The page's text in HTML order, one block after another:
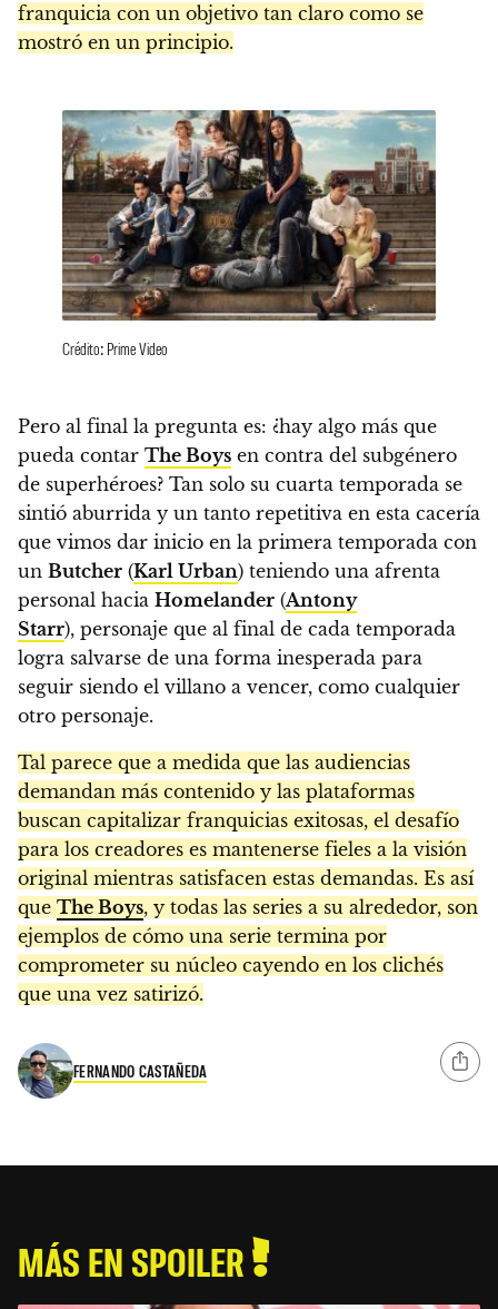
franquicia con un objetivo tan claro como se
mostró en un principio.
Crédito: Prime Video
Pero al final la pregunta es: ¿hay algo más que
pueda contar The Boys en contra del subgénero
de superhéroes? Tan solo su cuarta temporada se
sintió aburrida y un tanto repetitiva en esta cacería
que vimos dar inicio en la primera temporada con
un Butcher (Karl Urban) teniendo una afrenta
personal hacia Homelander (Antony
Starr), personaje que al final de cada temporada
logra salvarse de una forma inesperada para
seguir siendo el villano a vencer, como cualquier
otro personaje.
Tal parece que a medida que las audiencias
demandan más contenido y las plataformas
buscan capitalizar franquicias exitosas, el desafío
para los creadores es mantenerse fieles a la visión
original mientras satisfacen estas demandas. Es así
que The Boys, y todas las series a su alrededor, son
ejemplos de cómo una serie termina por
comprometer su núcleo cayendo en los clichés
que una vez satirizó.
FERNANDO CASTAÑEDA
MÁS EN SPOILER